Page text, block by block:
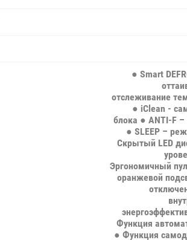
● Smart
отслеживание
● iClean -
блока ● ANTI-F
● SLEEP –
Скрытый LED
Эргономичный
оранжевой
Функция
● Функция